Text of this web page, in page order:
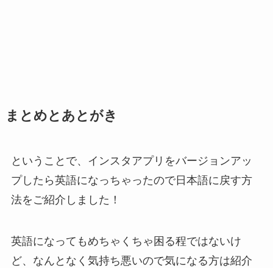
まとめとあとがき
ということで、インスタアプリをバージョンアッ
プしたら英語になっちゃったので日本語に戻す方
法をご紹介しました！
英語になってもめちゃくちゃ困る程ではないけ
ど、なんとなく気持ち悪いので気になる方は紹介